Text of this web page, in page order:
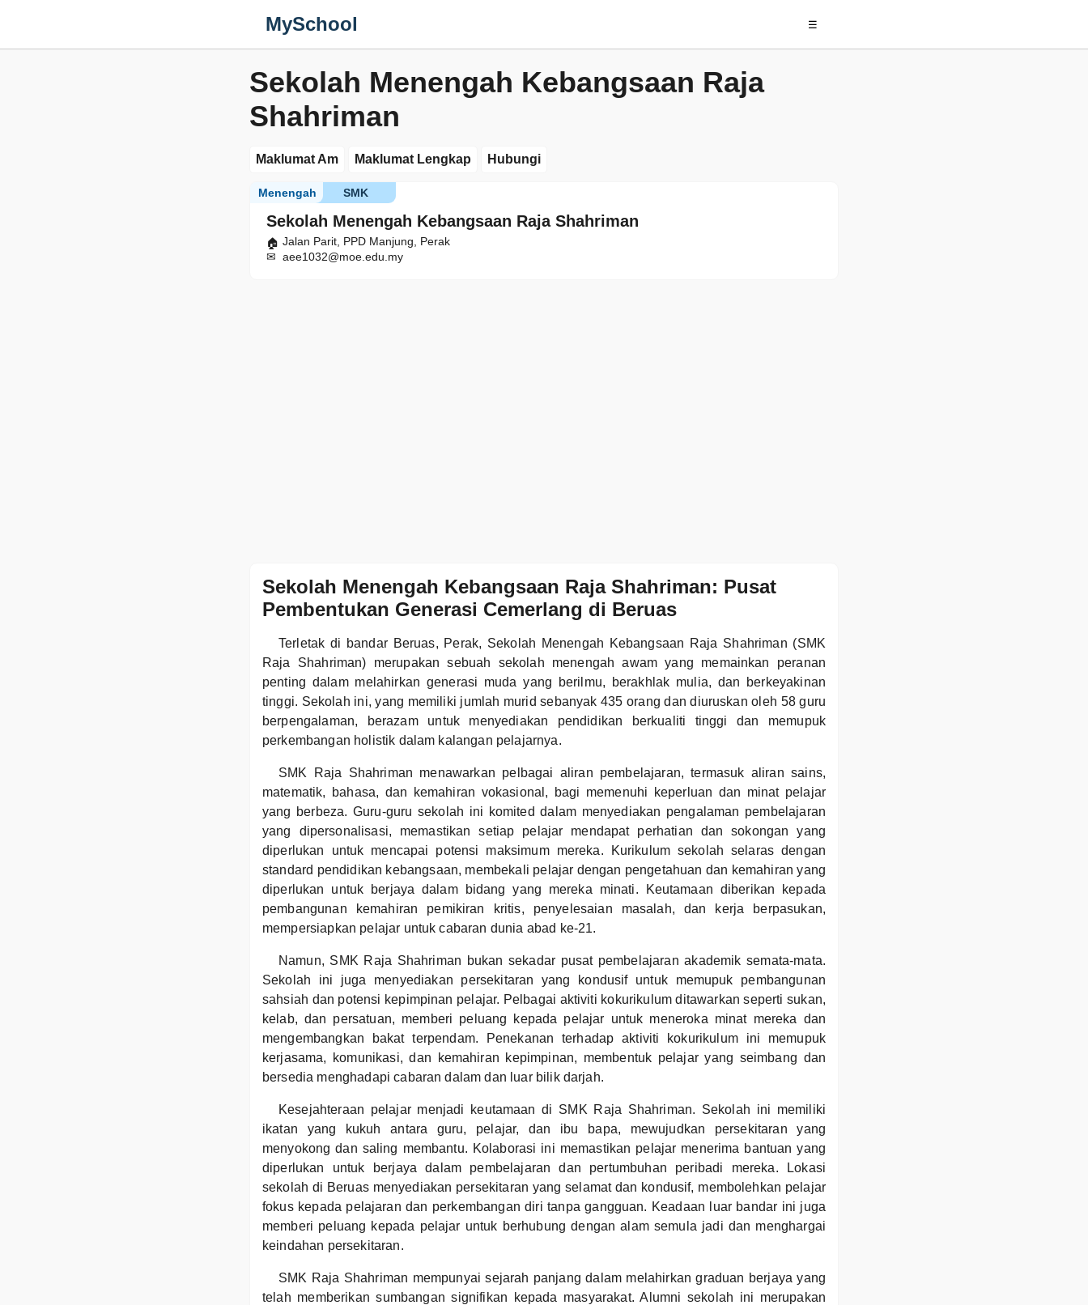
MySchool ☰
Sekolah Menengah Kebangsaan Raja
Shahriman
Maklumat Am Maklumat Lengkap Hubungi
Sekolah Menengah Kebangsaan Raja Shahriman
SMK
Menengah
Jalan Parit, PPD Manjung, Perak
aee1032@moe.edu.my
Sekolah Menengah Kebangsaan Raja Shahriman: Pusat
Pembentukan Generasi Cemerlang di Beruas
Terletak di bandar Beruas, Perak, Sekolah Menengah Kebangsaan Raja Shahriman (SMK
Raja Shahriman) merupakan sebuah sekolah menengah awam yang memainkan peranan
penting dalam melahirkan generasi muda yang berilmu, berakhlak mulia, dan berkeyakinan
tinggi. Sekolah ini, yang memiliki jumlah murid sebanyak 435 orang dan diuruskan oleh 58 guru
berpengalaman, berazam untuk menyediakan pendidikan berkualiti tinggi dan memupuk
perkembangan holistik dalam kalangan pelajarnya.
SMK Raja Shahriman menawarkan pelbagai aliran pembelajaran, termasuk aliran sains,
matematik, bahasa, dan kemahiran vokasional, bagi memenuhi keperluan dan minat pelajar
yang berbeza. Guru-guru sekolah ini komited dalam menyediakan pengalaman pembelajaran
yang dipersonalisasi, memastikan setiap pelajar mendapat perhatian dan sokongan yang
diperlukan untuk mencapai potensi maksimum mereka. Kurikulum sekolah selaras dengan
standard pendidikan kebangsaan, membekali pelajar dengan pengetahuan dan kemahiran yang
diperlukan untuk berjaya dalam bidang yang mereka minati. Keutamaan diberikan kepada
pembangunan kemahiran pemikiran kritis, penyelesaian masalah, dan kerja berpasukan,
mempersiapkan pelajar untuk cabaran dunia abad ke-21.
Namun, SMK Raja Shahriman bukan sekadar pusat pembelajaran akademik semata-mata.
Sekolah ini juga menyediakan persekitaran yang kondusif untuk memupuk pembangunan
sahsiah dan potensi kepimpinan pelajar. Pelbagai aktiviti kokurikulum ditawarkan seperti sukan,
kelab, dan persatuan, memberi peluang kepada pelajar untuk meneroka minat mereka dan
mengembangkan bakat terpendam. Penekanan terhadap aktiviti kokurikulum ini memupuk
kerjasama, komunikasi, dan kemahiran kepimpinan, membentuk pelajar yang seimbang dan
bersedia menghadapi cabaran dalam dan luar bilik darjah.
Kesejahteraan pelajar menjadi keutamaan di SMK Raja Shahriman. Sekolah ini memiliki
ikatan yang kukuh antara guru, pelajar, dan ibu bapa, mewujudkan persekitaran yang
menyokong dan saling membantu. Kolaborasi ini memastikan pelajar menerima bantuan yang
diperlukan untuk berjaya dalam pembelajaran dan pertumbuhan peribadi mereka. Lokasi
sekolah di Beruas menyediakan persekitaran yang selamat dan kondusif, membolehkan pelajar
fokus kepada pelajaran dan perkembangan diri tanpa gangguan. Keadaan luar bandar ini juga
memberi peluang kepada pelajar untuk berhubung dengan alam semula jadi dan menghargai
keindahan persekitaran.
SMK Raja Shahriman mempunyai sejarah panjang dalam melahirkan graduan berjaya yang
telah memberikan sumbangan signifikan kepada masyarakat. Alumni sekolah ini merupakan